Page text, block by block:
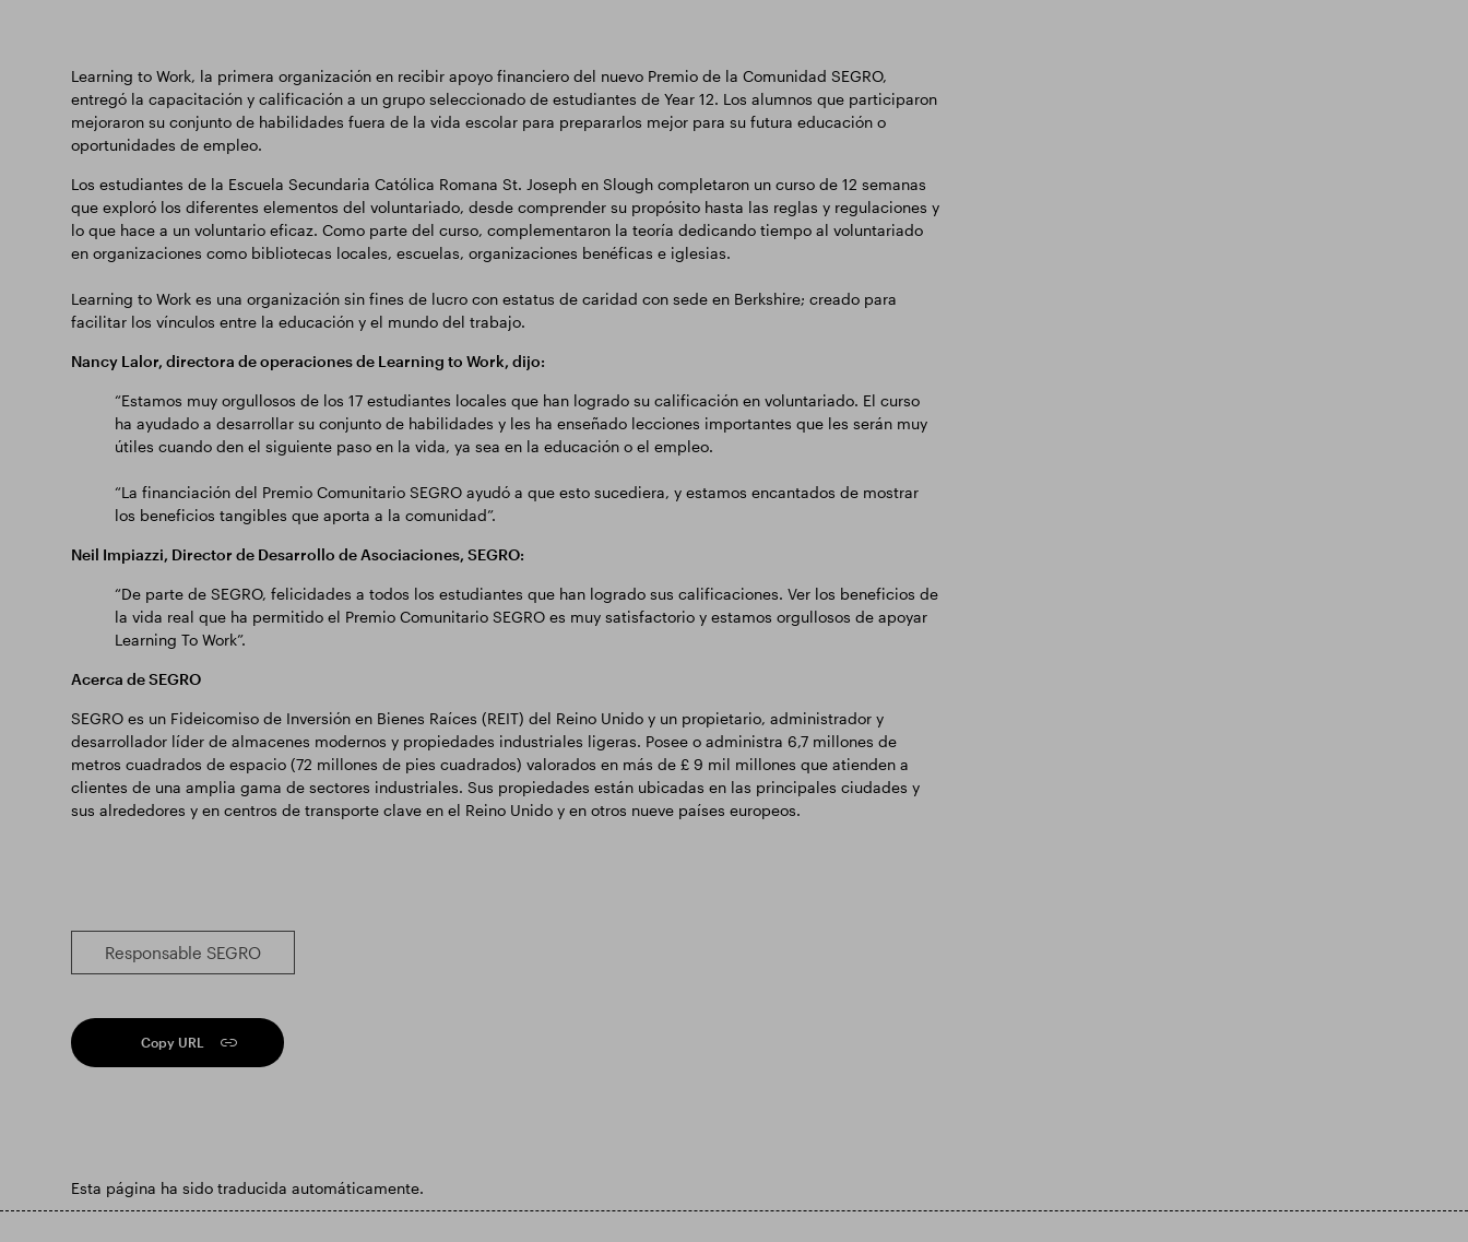
Learning to Work, la primera organización en recibir apoyo financiero del nuevo Premio de la Comunidad SEGRO,
entregó la capacitación y calificación a un grupo seleccionado de estudiantes de Year 12. Los alumnos que participaron
mejoraron su conjunto de habilidades fuera de la vida escolar para prepararlos mejor para su futura educación o
oportunidades de empleo.
Los estudiantes de la Escuela Secundaria Católica Romana St. Joseph en Slough completaron un curso de 12 semanas
que exploró los diferentes elementos del voluntariado, desde comprender su propósito hasta las reglas y regulaciones y
lo que hace a un voluntario eficaz. Como parte del curso, complementaron la teoría dedicando tiempo al voluntariado
en organizaciones como bibliotecas locales, escuelas, organizaciones benéficas e iglesias.
Learning to Work es una organización sin fines de lucro con estatus de caridad con sede en Berkshire; creado para
facilitar los vínculos entre la educación y el mundo del trabajo.
Nancy Lalor, directora de operaciones de Learning to Work, dijo:
“Estamos muy orgullosos de los 17 estudiantes locales que han logrado su calificación en voluntariado. El curso
ha ayudado a desarrollar su conjunto de habilidades y les ha enseñado lecciones importantes que les serán muy
útiles cuando den el siguiente paso en la vida, ya sea en la educación o el empleo.
“La financiación del Premio Comunitario SEGRO ayudó a que esto sucediera, y estamos encantados de mostrar
los beneficios tangibles que aporta a la comunidad”.
Neil Impiazzi, Director de Desarrollo de Asociaciones, SEGRO:
“De parte de SEGRO, felicidades a todos los estudiantes que han logrado sus calificaciones. Ver los beneficios de
la vida real que ha permitido el Premio Comunitario SEGRO es muy satisfactorio y estamos orgullosos de apoyar
Learning To Work”.
Acerca de SEGRO
SEGRO es un Fideicomiso de Inversión en Bienes Raíces (REIT) del Reino Unido y un propietario, administrador y
desarrollador líder de almacenes modernos y propiedades industriales ligeras. Posee o administra 6,7 millones de
metros cuadrados de espacio (72 millones de pies cuadrados) valorados en más de £ 9 mil millones que atienden a
clientes de una amplia gama de sectores industriales. Sus propiedades están ubicadas en las principales ciudades y
sus alrededores y en centros de transporte clave en el Reino Unido y en otros nueve países europeos.
Responsable SEGRO
Copy URL
Esta página ha sido traducida automáticamente.